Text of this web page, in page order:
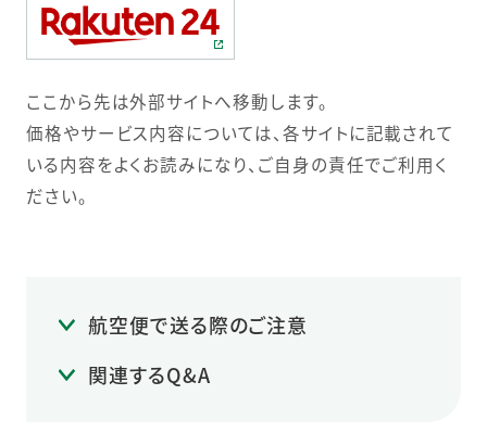
ここから先は外部サイトへ移動します。
価格やサービス内容については、各サイトに記載されて
いる内容をよくお読みになり、ご自身の責任でご利用く
ださい。
航空便で送る際のご注意
関連するQ&A